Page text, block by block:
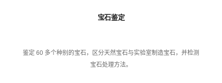
宝石鉴定
鉴定 60 多个种别的宝石，区分天然宝石与实验室制造宝石，并检测
宝石处理方法。